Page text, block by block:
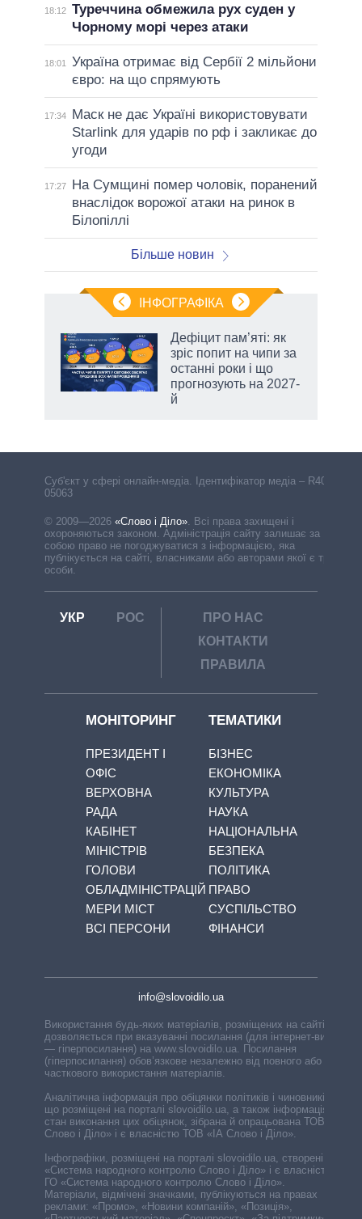
18:12 Туреччина обмежила рух суден у
Чорному морі через атаки
18:01
Україна отримає від Сербії 2 мільйони
євро: на що спрямують
17:34
Маск не дає Україні використовувати
Starlink для ударів по рф і закликає до
угоди
17:27
На Сумщині помер чоловік, поранений
внаслідок ворожої атаки на ринок в
Білопіллі
Більше новин
ІНФОГРАФІКА
Дефіцит пам’яті: як
зріс попит на чипи за
останні роки і що
прогнозують на 2027-
й
Cуб'єкт у сфері онлайн-медіа. Ідентифікатор медіа – R40-
05063
© 2009—2026 «Слово і Діло» Всі права захищені і
охороняються законом. Адміністрація сайту залишає за
собою право не погоджуватися з інформацією, яка
публікується на сайті, власниками або авторами якої є треті
особи.
УКР РОС
ПРО НАС
КОНТАКТИ
ПРАВИЛА
МОНІТОРИНГ
ПРЕЗИДЕНТ І
ОФІС
ВЕРХОВНА
РАДА
КАБІНЕТ
МІНІСТРІВ
ГОЛОВИ
ОБЛАДМІНІСТРАЦІЙ
МЕРИ МІСТ
ВСІ ПЕРСОНИ
ТЕМАТИКИ
БІЗНЕС
ЕКОНОМІКА
КУЛЬТУРА
НАУКА
НАЦІОНАЛЬНА
БЕЗПЕКА
ПОЛІТИКА
ПРАВО
СУСПІЛЬСТВО
ФІНАНСИ
info@slovoidilo.ua
Використання будь-яких матеріалів, розміщених на сайті,
дозволяється при вказуванні посилання (для інтернет-видань
— гіперпосилання) на www.slovoidilo.ua. Посилання
(гіперпосилання) обов’язкове незалежно від повного або
часткового використання матеріалів.
Аналітична інформація про обіцянки політиків і чиновників,
що розміщені на порталі slovoidilo.ua, а також інформація про
стан виконання цих обіцянок, зібрана й опрацьована ТОВ «ІА
Слово і Діло» і є власністю ТОВ «ІА Слово і Діло».
Інфографіки, розміщені на порталі slovoidilo.ua, створені ГО
«Система народного контролю Слово і Діло» і є власністю
ГО «Система народного контролю Слово і Діло».
Матеріали, відмічені значками, публікуються на правах
реклами: «Промо», «Новини компаній», «Позиція»,